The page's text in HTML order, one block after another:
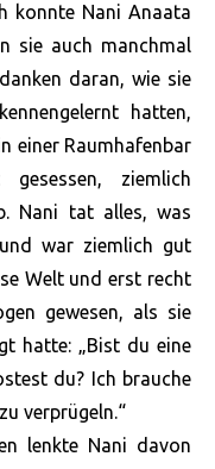
konnte Nani Anaata
sie auch manchmal
daran, wie sie
hatten,
einer Raumhafenbar
ziemlich
Nani tat alles, was
war ziemlich gut
Welt und erst recht
gewesen, als sie
hatte: „Bist du eine
du? Ich brauche
verprügeln.“
lenkte Nani davon